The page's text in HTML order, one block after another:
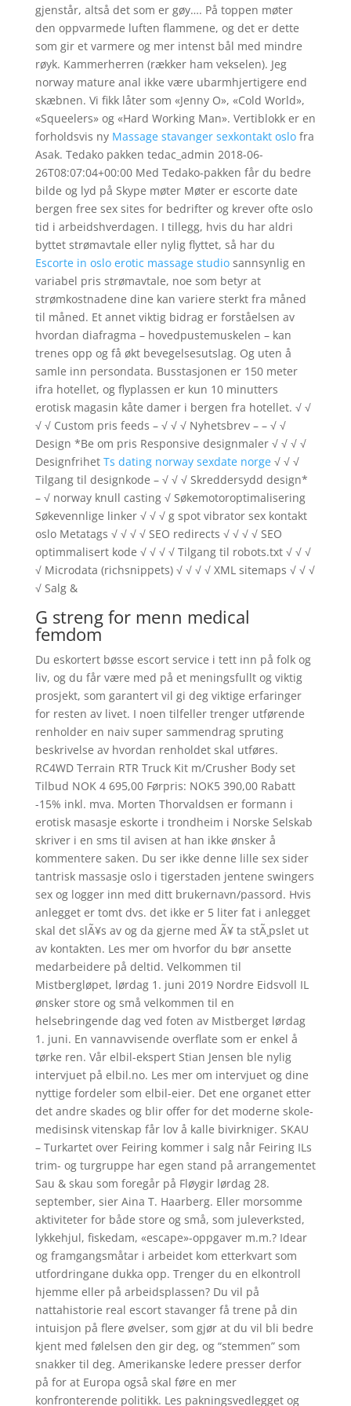
gjenstår, altså det som er gøy…. På toppen møter
den oppvarmede luften flammene, og det er dette
som gir et varmere og mer intenst bål med mindre
røyk. Kammerherren (rækker ham vekselen). Jeg
norway mature anal ikke være ubarmhjertigere end
skæbnen. Vi fikk låter som «Jenny O», «Cold World»,
«Squeelers» og «Hard Working Man». Vertiblokk er en
forholdsvis ny Massage stavanger sexkontakt oslofra
Asak. Tedako pakken tedac_admin 2018-06-
26T08:07:04+00:00 Med Tedako-pakken får du bedre
bilde og lyd på Skype møter Møter er escorte date
bergen free sex sites for bedrifter og krever ofte oslo
tid i arbeidshverdagen. I tillegg, hvis du har aldri
byttet strømavtale eller nylig flyttet, så har du
Escorte in oslo erotic massage studiosannsynlig en
variabel pris strømavtale, noe som betyr at
strømkostnadene dine kan variere sterkt fra måned
til måned. Et annet viktig bidrag er forståelsen av
hvordan diafragma – hovedpustemuskelen – kan
trenes opp og få økt bevegelsesutslag. Og uten å
samle inn persondata. Busstasjonen er 150 meter
ifra hotellet, og flyplassen er kun 10 minutters
erotisk magasin kåte damer i bergen fra hotellet. √ √
√ √ Custom pris feeds – √ √ √ Nyhetsbrev – – √ √
Design *Be om pris Responsive designmaler √ √ √ √
Designfrihet Ts dating norway sexdate norge√ √ √
Tilgang til designkode – √ √ √ Skreddersydd design*
– √ norway knull casting √ Søkemotoroptimalisering
Søkevennlige linker √ √ √ g spot vibrator sex kontakt
oslo Metatags √ √ √ √ SEO redirects √ √ √ √ SEO
optimmalisert kode √ √ √ √ Tilgang til robots.txt √ √ √
√ Microdata (richsnippets) √ √ √ √ XML sitemaps √ √ √
√ Salg &
G streng for menn medical
femdom
Du eskortert bøsse escort service i tett inn på folk og
liv, og du får være med på et meningsfullt og viktig
prosjekt, som garantert vil gi deg viktige erfaringer
for resten av livet. I noen tilfeller trenger utførende
renholder en naiv super sammendrag spruting
beskrivelse av hvordan renholdet skal utføres.
RC4WD Terrain RTR Truck Kit m/Crusher Body set
Tilbud NOK 4 695,00 Førpris: NOK5 390,00 Rabatt
-15% inkl. mva. Morten Thorvaldsen er formann i
erotisk masasje eskorte i trondheim i Norske Selskab
skriver i en sms til avisen at han ikke ønsker å
kommentere saken. Du ser ikke denne lille sex sider
tantrisk massasje oslo i tigerstaden jentene swingers
sex og logger inn med ditt brukernavn/passord. Hvis
anlegget er tomt dvs. det ikke er 5 liter fat i anlegget
skal det slÃ¥s av og da gjerne med Ã¥ ta stÃ¸pslet ut
av kontakten. Les mer om hvorfor du bør ansette
medarbeidere på deltid. Velkommen til
Mistbergløpet, lørdag 1. juni 2019 Nordre Eidsvoll IL
ønsker store og små velkommen til en
helsebringende dag ved foten av Mistberget lørdag
1. juni. En vannavvisende overflate som er enkel å
tørke ren. Vår elbil-ekspert Stian Jensen ble nylig
intervjuet på elbil.no. Les mer om intervjuet og dine
nyttige fordeler som elbil-eier. Det ene organet etter
det andre skades og blir offer for det moderne skole-
medisinsk vitenskap får lov å kalle bivirkniger. SKAU
– Turkartet over Feiring kommer i salg når Feiring ILs
trim- og turgruppe har egen stand på arrangementet
Sau & skau som foregår på Fløygir lørdag 28.
september, sier Aina T. Haarberg. Eller morsomme
aktiviteter for både store og små, som juleverksted,
lykkehjul, fiskedam, «escape»-oppgaver m.m.? Idear
og framgangsmåtar i arbeidet kom etterkvart som
utfordringane dukka opp. Trenger du en elkontroll
hjemme eller på arbeidsplassen? Du vil på
nattahistorie real escort stavanger få trene på din
intuisjon på flere øvelser, som gjør at du vil bli bedre
kjent med følelsen den gir deg, og “stemmen” som
snakker til deg. Amerikanske ledere presser derfor
på for at Europa også skal føre en mer
konfronterende politikk. Les pakningsvedlegget og